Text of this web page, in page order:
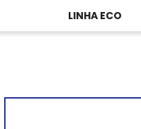
LINHA ECO